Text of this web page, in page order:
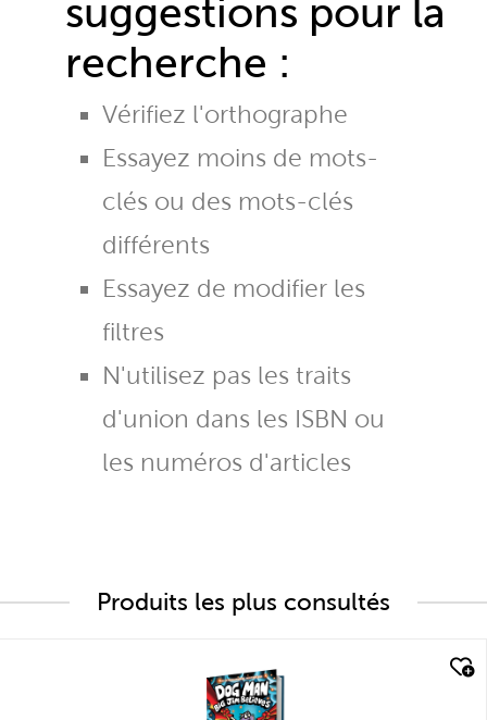
suggestions pour la
recherche :
Vérifiez l'orthographe
Essayez moins de mots-
clés ou des mots-clés
différents
Essayez de modifier les
filtres
N'utilisez pas les traits
d'union dans les ISBN ou
les numéros d'articles
Produits les plus consultés